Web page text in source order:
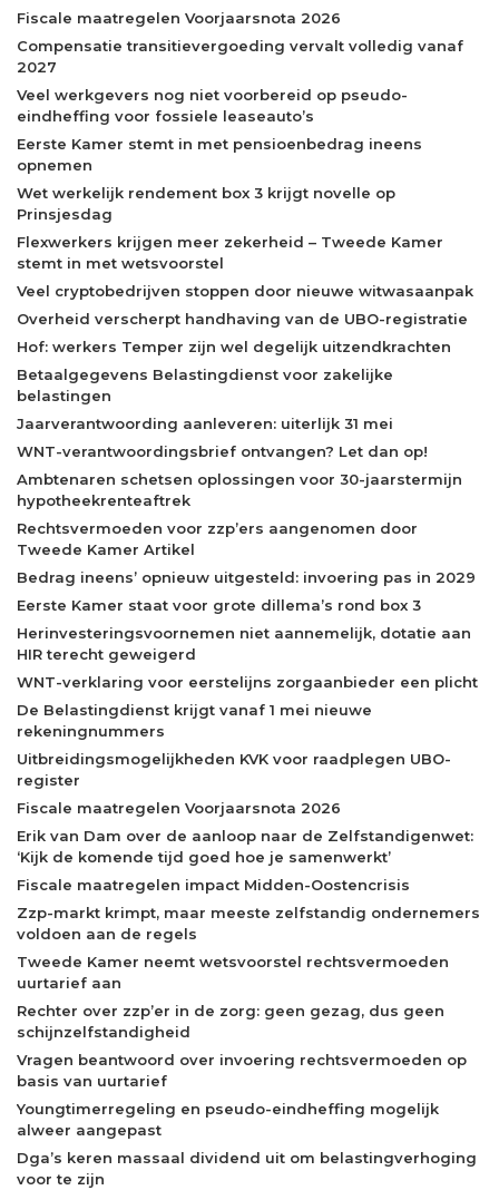
Fiscale maatregelen Voorjaarsnota 2026
Compensatie transitievergoeding vervalt volledig vanaf
2027
Veel werkgevers nog niet voorbereid op pseudo-
eindheffing voor fossiele leaseauto’s
Eerste Kamer stemt in met pensioenbedrag ineens
opnemen
Wet werkelijk rendement box 3 krijgt novelle op
Prinsjesdag
Flexwerkers krijgen meer zekerheid – Tweede Kamer
stemt in met wetsvoorstel
Veel cryptobedrijven stoppen door nieuwe witwasaanpak
Overheid verscherpt handhaving van de UBO-registratie
Hof: werkers Temper zijn wel degelijk uitzendkrachten
Betaalgegevens Belastingdienst voor zakelijke
belastingen
Jaarverantwoording aanleveren: uiterlijk 31 mei
WNT-verantwoordingsbrief ontvangen? Let dan op!
Ambtenaren schetsen oplossingen voor 30-jaarstermijn
hypotheekrenteaftrek
Rechtsvermoeden voor zzp’ers aangenomen door
Tweede Kamer Artikel
Bedrag ineens’ opnieuw uitgesteld: invoering pas in 2029
Eerste Kamer staat voor grote dillema’s rond box 3
Herinvesteringsvoornemen niet aannemelijk, dotatie aan
HIR terecht geweigerd
WNT-verklaring voor eerstelijns zorgaanbieder een plicht
De Belastingdienst krijgt vanaf 1 mei nieuwe
rekeningnummers
Uitbreidingsmogelijkheden KVK voor raadplegen UBO-
register
Fiscale maatregelen Voorjaarsnota 2026
Erik van Dam over de aanloop naar de Zelfstandigenwet:
‘Kijk de komende tijd goed hoe je samenwerkt’
Fiscale maatregelen impact Midden-Oostencrisis
Zzp-markt krimpt, maar meeste zelfstandig ondernemers
voldoen aan de regels
Tweede Kamer neemt wetsvoorstel rechtsvermoeden
uurtarief aan
Rechter over zzp’er in de zorg: geen gezag, dus geen
schijnzelfstandigheid
Vragen beantwoord over invoering rechtsvermoeden op
basis van uurtarief
Youngtimerregeling en pseudo-eindheffing mogelijk
alweer aangepast
Dga’s keren massaal dividend uit om belastingverhoging
voor te zijn